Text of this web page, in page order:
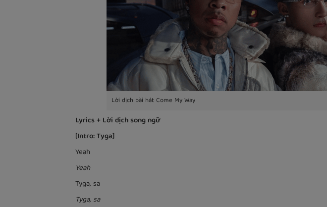
Lời dịch bài hát Come My Way
Lyrics + Lời dịch song ngữ
[Intro: Tyga]
Yeah
Yeah
Tyga, sa
Tyga, sa